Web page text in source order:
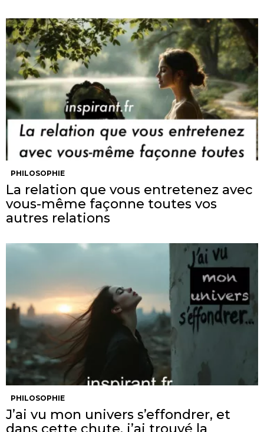
PHILOSOPHIE
La relation que vous entretenez avec
vous-même façonne toutes vos
autres relations
PHILOSOPHIE
J’ai vu mon univers s’effondrer, et
dans cette chute, j’ai trouvé la